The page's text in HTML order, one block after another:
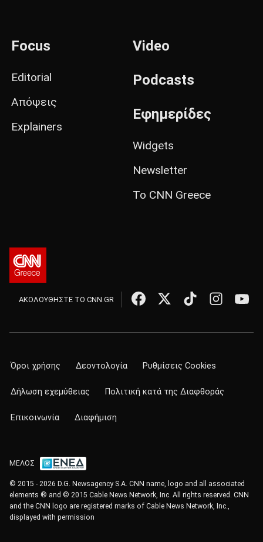
Focus
Editorial
Απόψεις
Explainers
Video
Podcasts
Εφημερίδες
Widgets
Newsletter
Το CNN Greece
ΑΚΟΛΟΥΘΗΣΤΕ ΤΟ CNN.GR
Όροι χρήσης Δεοντολογία Ρυθμίσεις Cookies
Δήλωση εχεμύθειας Πολιτική κατά της Διαφθοράς
Επικοινωνία Διαφήμιση
ΜΕΛΟΣ
© 2015 - 2026 D.G. Newsagency S.A. CNN name, logo and all associated
elements ® and © 2015 Cable News Network, Inc. All rights reserved. CNN
and the CNN logo are registered marks of Cable News Network, Inc.,
displayed with permission